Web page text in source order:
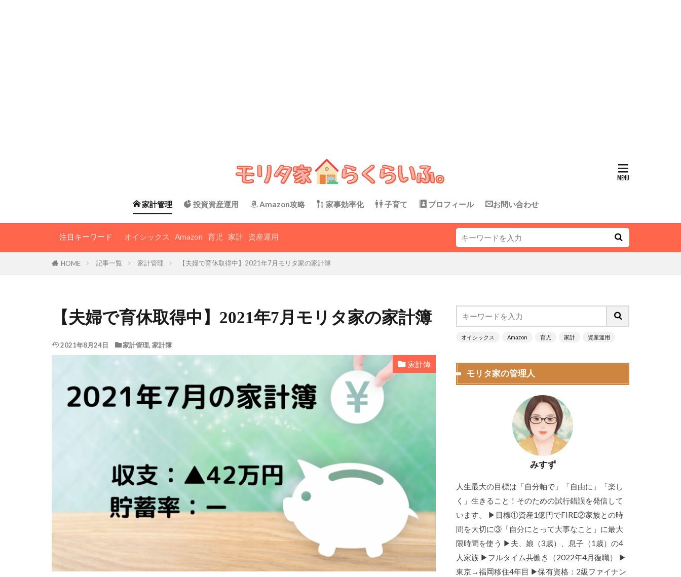
家計管理 投資資産運用 Amazon攻略 家事効率化 子育て プロフィール お問い合わせ
注目キーワード オイシックス Amazon 育児 家計 資産運用
HOME 記事一覧 家計管理 【夫婦で育休取得中】2021年7月モリタ家の家計簿
【夫婦で育休取得中】2021年7月モリタ家の家計簿
2021年8月24日 家計管理, 家計簿
家計簿
オイシックス Amazon 育児 家計 資産運用
モリタ家の管理人
みすず
人生最大の目標は「自分軸で」「自由に」「楽し
く」生きること！そのための試行錯誤を発信して
います。 ▶目標①資産1億円でFIRE②家族との時
間を大切に③「自分にとって大事なこと」に最大
限時間を使う ▶夫、娘（3歳）、息子（1歳）の4
人家族 ▶フルタイム共働き（2022年4月復職） ▶
東京→福岡移住4年目 ▶保有資格：2級ファイナン